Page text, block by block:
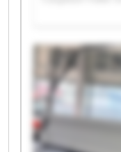
Store Lille
Cargobull Trailer
Store Lille
Schmitz
Cargobull Trailer
Store Lille
Schmitz
Cargobull Trailer
Store Lille